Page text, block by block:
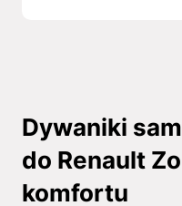
Dywaniki
do Renault
komfortu